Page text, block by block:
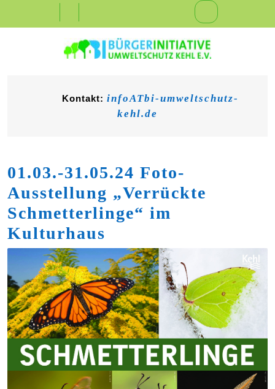
Button
Kontakt: infoATbi-umweltschutz-
kehl.de
01.03.-31.05.24 Foto-
Ausstellung „Verrückte
Schmetterlinge“ im
Kulturhaus